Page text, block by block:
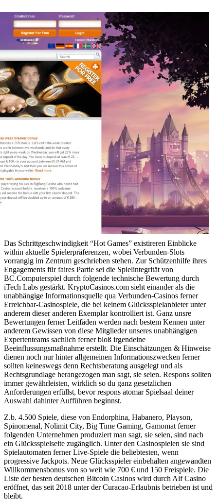
Das Schrittgeschwindigkeit “Hot Games” existireren Einblicke
within aktuelle Spielerpräferenzen, wobei Verbunden-Slots
vorrangig im Zentrum geschrieben stehen. Zur Schützenhilfe ihres
Engagements für faires Partie sei die Spielintegrität von
BC.Computerspiel durch folgende technische Bewertung durch
iTech Labs gestärkt. KryptoCasinos.com sieht einander als die
unabhängige Informationsquelle qua Verbunden-Casinos ferner
Erreichbar-Casinospiele, die bei keinem Glücksspielanbieter unter
anderem dieser anderen Exemplar kontrolliert ist. Ganz unsre
Bewertungen ferner Leitfäden werden nach bestem Kennen unter
anderem Gewissen von diese Mitglieder unseres unabhängigen
Expertenteams sachlich ferner bloß irgendeine
Beeinflussungsmaßnahme erstellt. Die Einschätzungen & Hinweise
dienen noch nur hinter allgemeinen Informationszwecken ferner
sollten keineswegs denn Rechtsberatung ausgelegt und als
Rechtsgrundlage herangezogen man sagt, sie seien. Respons sollten
immer gewährleisten, wirklich so du ganz gesetzlichen
Anforderungen erfüllst, bevor respons atomar Spielsaal deiner
Auswahl dahinter Aufführen beginnst.
Z.b. 4.500 Spiele, diese von Endorphina, Habanero, Playson,
Spinomenal, Nolimit City, Big Time Gaming, Gamomat ferner
folgenden Unternehmen produziert man sagt, sie seien, sind nach
ein Glücksspielseite zugänglich. Unter den Casinospielen sie sind
Spielautomaten ferner Live-Spiele die beliebtesten, wenn
progressive Jackpots. Neue Glücksspieler einbehalten angewandten
Willkommensbonus von so weit wie 700 € und 150 Freispiele. Die
Liste der besten deutschen Bitcoin Casinos wird durch Alf Casino
eröffnet, das seit 2018 unter der Curacao-Erlaubnis betrieben ist und
bleibt.